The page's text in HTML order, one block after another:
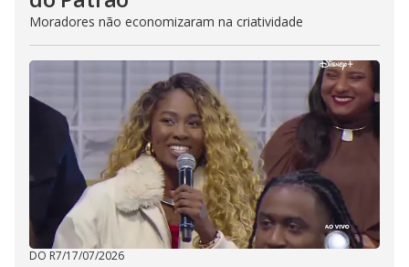
Moradores não economizaram na criatividade
DO R7/17/07/2026